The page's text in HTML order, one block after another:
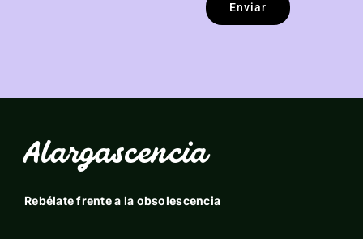
Enviar
Alargascencia
Rebélate frente a la obsolescencia